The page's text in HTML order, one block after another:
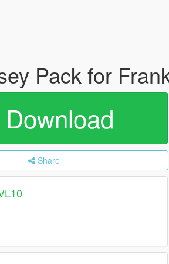
Pack for
Download
Share